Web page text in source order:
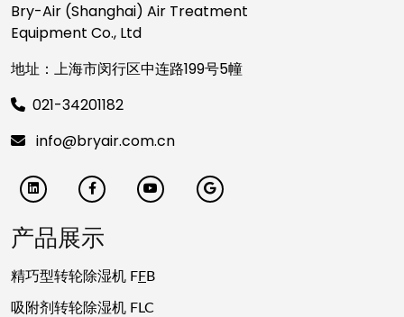
Bry-Air (Shanghai) Air Treatment
Equipment Co., Ltd
地址：上海市闵行区中连路199号5幢
021-34201182
info@bryair.com.cn
产品展示
精巧型转轮除湿机 FFB
吸附剂转轮除湿机 FLC